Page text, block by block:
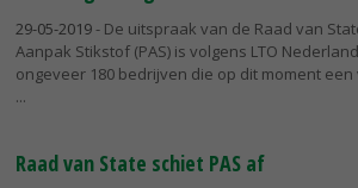
29-05-2019- De uitspraak van de Raad van
Aanpak Stikstof (PAS) is volgens LTO
ongeveer 180 bedrijven die op dit moment
Raad van State schiet PAS af